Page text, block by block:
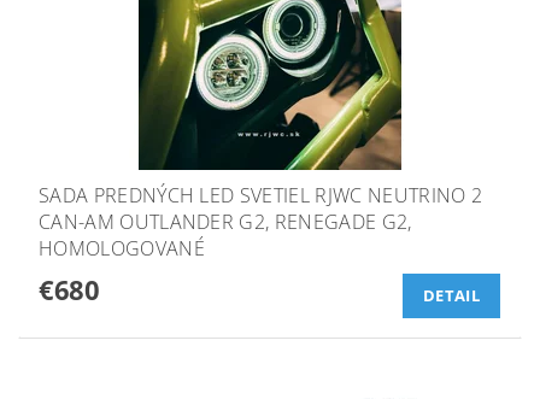
SADA PREDNÝCH LED SVETIEL RJWC NEUTRINO 2
CAN-AM OUTLANDER G2, RENEGADE G2,
HOMOLOGOVANÉ
€680 DETAIL